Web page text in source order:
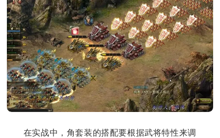
在实战中，角套装的搭配要根据武将特性来调